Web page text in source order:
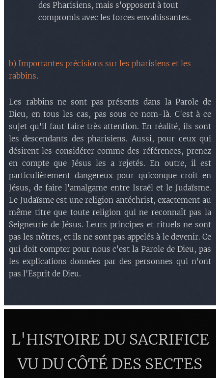
des Pharisiens, mais s'opposent à tout
compromis avec les forces envahissantes.
b) Importantes précisions sur les pharisiens et les
rabbins.
Les rabbins ne sont pas présents dans la Parole de
Dieu, en tous les cas, pas sous ce nom-là. C'est à ce
sujet qu'il faut faire très attention. En réalité, ils sont
les descendants des pharisiens. Aussi, pour ceux qui
désirent les considérer comme des références, prenez
en compte que Jésus les a rejetés. En outre, il est
particulièrement dangereux pour quiconque croit en
Jésus, de faire l'amalgame entre Israël et le Judaïsme.
Le Judaïsme est une religion antéchrist, exactement au
même titre que toute religion qui ne reconnaît pas la
Seigneurie de Jésus. Leurs principes et rituels ne sont
pas les nôtres, et ils ne sont pas appelés à le devenir. Ce
qui doit compter pour nous c'est la Parole de Dieu, pas
les explications données par des personnes qui n'ont
pas l'Esprit de Dieu.
L'HISTOIRE DU SACRIFICE
VU DU CÔTÉ DES SECTES